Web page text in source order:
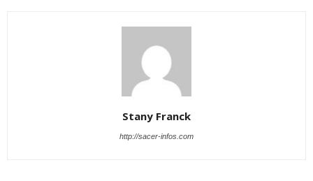
Stany Franck
http://sacer-infos.com